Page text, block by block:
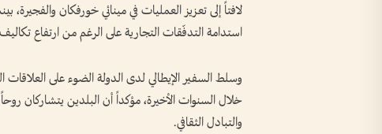
لافتاً إلى تعزيز العمليات في مينائي خورفكان
استدامة التدفّقات التجارية على الرغم من ارتفاع
وسلط السفير الإيطالي لدى الدولة الضوء على
خلال السنوات الأخيرة، مؤكداً أن البلدين يتشاركان
والتبادل الثقافي.